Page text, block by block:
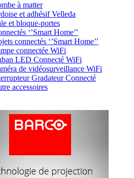
à matter
et adhésif Velleda
et bloque-portes
‘’Smart Home’’
connectés ‘’Smart Home’’
connectée WiFi
LED Connecté WiFi
de vidéosurveillance WiFi
Gradateur Connecté
accessoires